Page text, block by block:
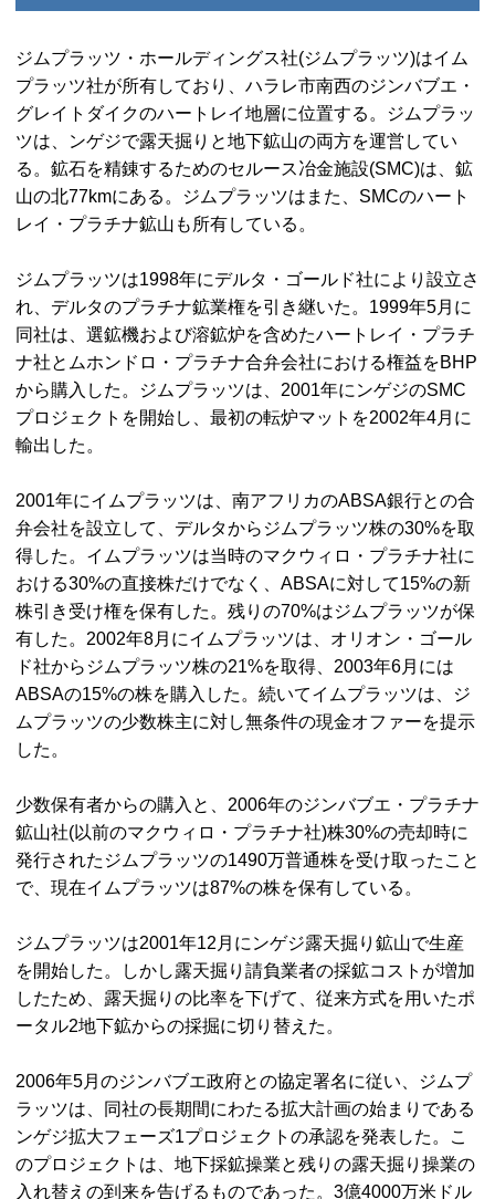
ジムプラッツ・ホールディングス社(ジムプラッツ)はイム
プラッツ社が所有しており、ハラレ市南西のジンバブエ・
グレイトダイクのハートレイ地層に位置する。ジムプラッ
ツは、ンゲジで露天掘りと地下鉱山の両方を運営してい
る。鉱石を精錬するためのセルース冶金施設(SMC)は、鉱
山の北77kmにある。ジムプラッツはまた、 SMCのハート
レイ・プラチナ鉱山も所有している。
ジムプラッツは1998年にデルタ・ゴールド社により設立さ
れ、デルタのプラチナ鉱業権を引き継いた。1999年5月に
同社は、選鉱機および溶鉱炉を含めたハートレイ・プラチ
ナ社とムホンドロ・プラチナ合弁会社における権益をBHP
から購入した。ジムプラッツは、2001年にンゲジのSMC
プロジェクトを開始し、最初の転炉マットを2002年4月に
輸出した。
2001年にイムプラッツは、南アフリカのABSA銀行との合
弁会社を設立して、デルタからジムプラッツ株の30%を取
得した。イムプラッツは当時のマクウィロ・プラチナ社に
おける30%の直接株だけでなく、 ABSAに対して15%の新
株引き受け権を保有した。残りの70%はジムプラッツが保
有した。2002年8月にイムプラッツは、オリオン・ゴール
ド社からジムプラッツ株の21%を取得、2003年6月には
ABSAの15%の株を購入した。続いてイムプラッツは、ジ
ムプラッツの少数株主に対し無条件の現金オファーを提示
した。
少数保有者からの購入と、2006年のジンバブエ・プラチナ
鉱山社(以前のマクウィロ・プラチナ社)株30%の売却時に
発行されたジムプラッツの1490万普通株を受け取ったこと
で、現在イムプラッツは87%の株を保有している。
ジムプラッツは2001年12月にンゲジ露天掘り鉱山で生産
を開始した。しかし露天掘り請負業者の採鉱コストが増加
したため、露天掘りの比率を下げて、従来方式を用いたポ
ータル2地下鉱からの採掘に切り替えた。
2006年5月のジンバブエ政府との協定署名に従い、ジムプ
ラッツは、同社の長期間にわたる拡大計画の始まりである
ンゲジ拡大フェーズ1プロジェクトの承認を発表した。こ
のプロジェクトは、地下採鉱操業と残りの露天掘り操業の
入れ替えの到来を告げるものであった。3億4000万米ドル